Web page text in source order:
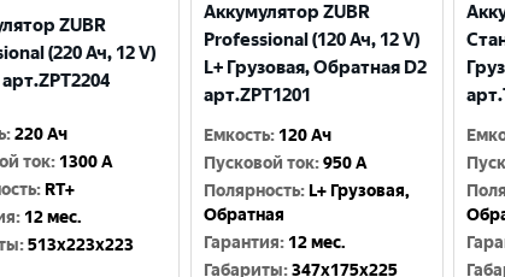
ZUBR
(220 Ач, 12 V)
арт.ZPT2204
:220 Ач
ток: 1300 A
: RT+
: 12 мес.
:513x223x223
Аккумулятор ZUBR
Professional (120 Ач, 12 V)
L+ Грузовая, Обратная D2
арт.ZPT1201
Емкость: 120 Ач
Пусковой ток:950 A
Полярность: L+ Грузовая,
Обратная
Гарантия: 12 мес.
Габариты:347x175x225